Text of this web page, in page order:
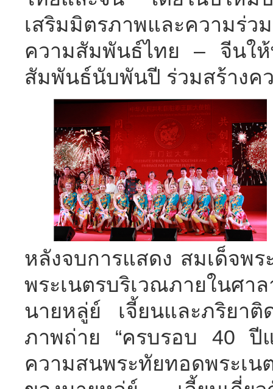
เสริมมิตรภาพและความร่
ความสัมพันธ์ไทย – จีนใ
สัมพันธ์นับพันปี ร่วมสร้างคว
หลังจบการแสดง สมเด็จพร
พระเนตรบริเวณภายในศา
นายหลู่ย์ เจี้ยนและภริยา
ภาพถ่าย “ครบรอบ 40 ปีแ
ความสนพระทัยทอดพระเน